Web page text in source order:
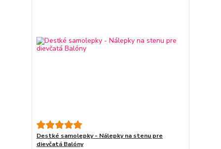
Destké samolepky - Nálepky na stenu pre
dievčatá Balóny